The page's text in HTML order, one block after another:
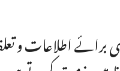
برائے اطلاعات و